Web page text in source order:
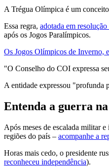
A Trégua Olímpica é um
Essa regra, adotada em
após os Jogos Paralímpicos.
Os Jogos Olímpicos de Inverno,
"O Conselho do COI expressa
A entidade expressou "profunda
Entenda a guerra
Após meses de escalada militar
regiões do país – acompanhe a
Horas mais cedo, o presidente
reconheceu independência).